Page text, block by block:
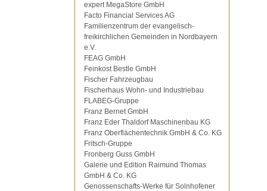
expert MegaStore GmbH
Facto Financial Services AG
Familienzentrum der evangelisch-
freikirchlichen Gemeinden in Nordbayern
e.V.
FEAG GmbH
Feinkost Bestle GmbH
Fischer Fahrzeugbau
Fischerhaus Wohn- und Industriebau
FLABEG-Gruppe
Franz Bernet GmbH
Franz Eder Thaldorf Maschinenbau KG
Franz Oberflächentechnik GmbH & Co. KG
Fritsch-Gruppe
Fronberg Guss GmbH
Galerie und Edition Raimund Thomas
GmbH & Co. KG
Genossenschafts-Werke für Solnhofener